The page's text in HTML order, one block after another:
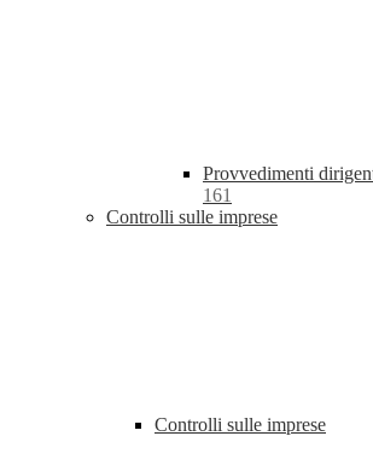
Provvedimenti
161
Controlli sulle imprese
Controlli sulle imprese